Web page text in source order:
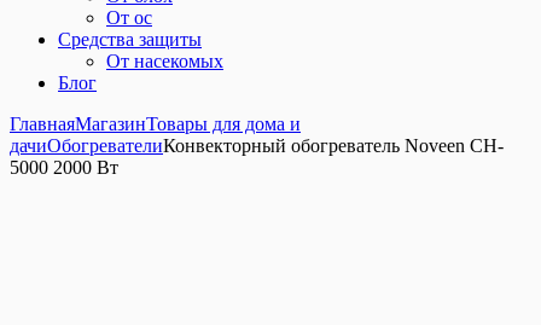
От ос
Средства защиты
От насекомых
Блог
ГлавнаяМагазинТовары для дома и
дачиОбогревателиКонвекторный обогреватель Noveen CH-
5000 2000 Вт